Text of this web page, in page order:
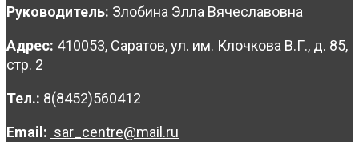
Руководитель: Злобина Элла Вячеславовна
Адрес: 410053, Саратов, ул. им. Клочкова В.Г., д. 85,
стр. 2
Тел.: 8(8452)560412
Email: sar_centre@mail.ru